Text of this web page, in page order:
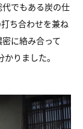
でもある炭の仕
ち合わせを兼ね
に絡み合って
りました。